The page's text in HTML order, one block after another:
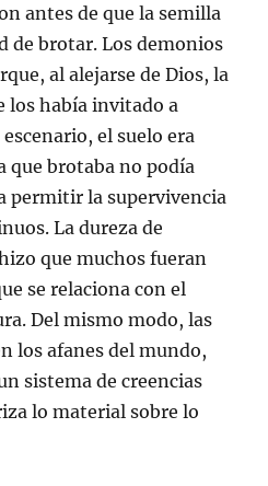
antes de que la semilla
de brotar. Los demonios
al alejarse de Dios, la
los había invitado a
el suelo era
que brotaba no podía
permitir la supervivencia
La dureza de
que muchos fueran
se relaciona con el
Del mismo modo, las
los afanes del mundo,
sistema de creencias
lo material sobre lo